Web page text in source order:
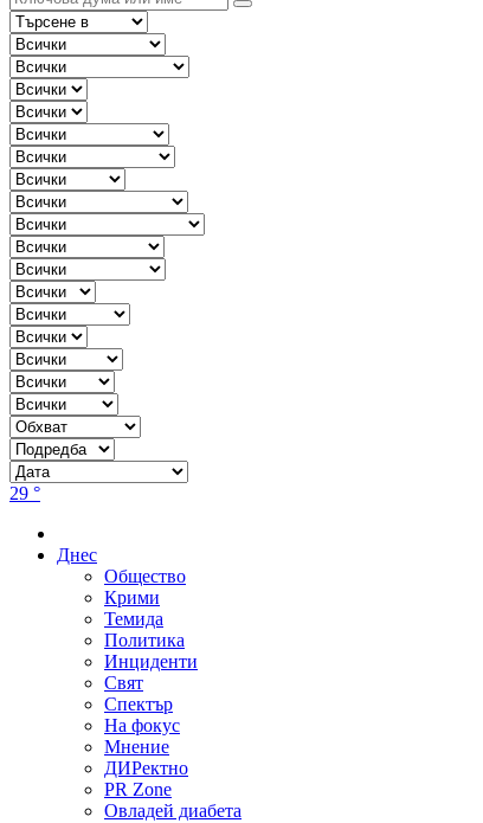
29 °
Днес
Общество
Крими
Темида
Политика
Инциденти
Свят
Спектър
На фокус
Мнение
ДИРектно
PR Zone
Овладей диабета